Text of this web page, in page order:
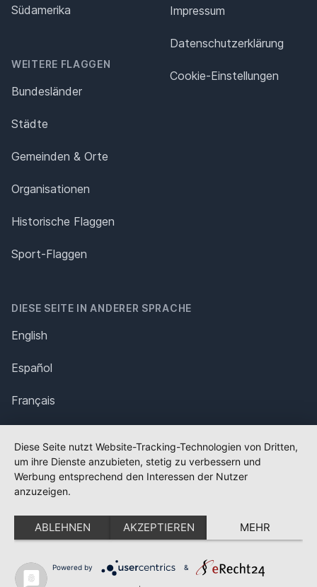
Südamerika
WEITERE FLAGGEN
Bundesländer
Städte
Gemeinden & Orte
Organisationen
Historische Flaggen
Sport-Flaggen
Impressum
Datenschutz­erklärung
Cookie-Einstellungen
DIESE SEITE IN ANDERER SPRACHE
English
Español
Français
Polska
Português
Nederlands
Svenska
Diese Seite nutzt Website-Tracking-Technologien von Dritten,
um ihre Dienste anzubieten, stetig zu verbessern und
Werbung entsprechend den Interessen der Nutzer
anzuzeigen.
ABLEHNEN AKZEPTIEREN MEHR
Powered by &